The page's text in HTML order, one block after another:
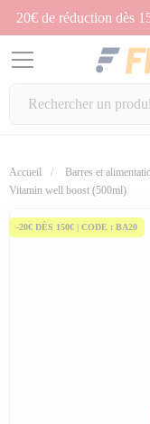
20€ de réduction dès
Accueil Barres et
Vitamin well boost (500ml)
-20€ DÈS 150€ | CODE : BA20